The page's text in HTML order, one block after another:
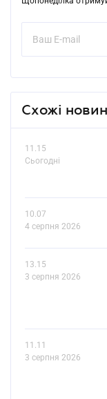
Схожі
11.15
Сьогодні
10.07
4 серпня 2026
13.15
3 серпня 2026
11.11
3 серпня 2026